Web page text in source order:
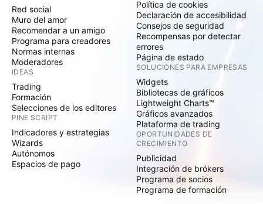
Red social
Muro del amor
Recomendar a un amigo
Programa para creadores
Normas internas
Moderadores
IDEAS
Trading
Formación
Selecciones de los editores
PINE SCRIPT
Indicadores y estrategias
Wizards
Autónomos
Espacios de pago
Política de cookies
Declaración de accesibilidad
Consejos de seguridad
Recompensas por detectar
errores
Página de estado
SOLUCIONES PARA EMPRESAS
Widgets
Bibliotecas de gráficos
Lightweight Charts™
Gráficos avanzados
Plataforma de trading
OPORTUNIDADES DE
CRECIMIENTO
Publicidad
Integración de brókers
Programa de socios
Programa de formación